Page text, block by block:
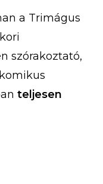
a Trimágus
szórakoztató,
teljesen